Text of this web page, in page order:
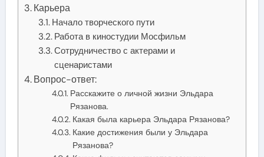
Карьера
Начало творческого пути
Работа в киностудии Мосфильм
Сотрудничество с актерами и
сценаристами
Вопрос-ответ:
Расскажите о личной жизни Эльдара
Рязанова.
Какая была карьера Эльдара Рязанова?
Какие достижения были у Эльдара
Рязанова?